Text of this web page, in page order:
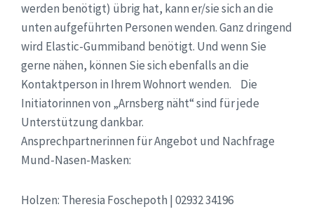
werden benötigt) übrig hat, kann er/sie sich an die
unten aufgeführten Personen wenden. Ganz dringend
wird Elastic-Gummiband benötigt. Und wenn Sie
gerne nähen, können Sie sich ebenfalls an die
Kontaktperson in Ihrem Wohnort wenden. Die
Initiatorinnen von „Arnsberg näht“ sind für jede
Unterstützung dankbar.
Ansprechpartnerinnen für Angebot und Nachfrage
Mund-Nasen-Masken:
Holzen: Theresia Foschepoth | 02932 34196